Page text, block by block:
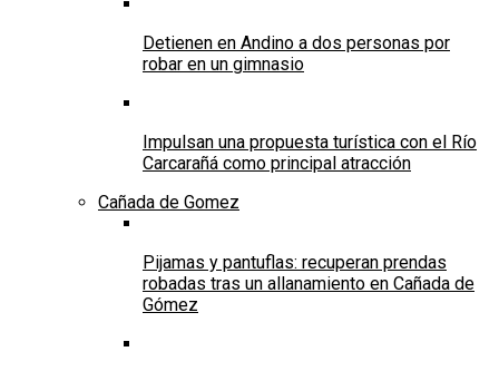
Detienen en Andino a dos personas por
robar en un gimnasio
Impulsan una propuesta turística con el Río
Carcarañá como principal atracción
Cañada de Gomez
Pijamas y pantuflas: recuperan prendas
robadas tras un allanamiento en Cañada de
Gómez